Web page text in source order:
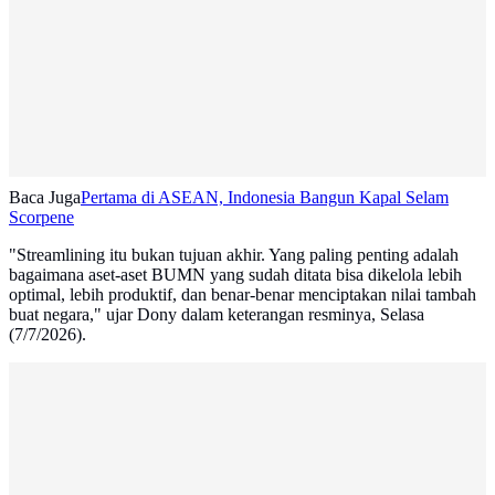
Baca JugaPertama di ASEAN, Indonesia Bangun Kapal Selam
Scorpene
"Streamlining itu bukan tujuan akhir. Yang paling penting adalah
bagaimana aset-aset BUMN yang sudah ditata bisa dikelola lebih
optimal, lebih produktif, dan benar-benar menciptakan nilai tambah
buat negara," ujar Dony dalam keterangan resminya, Selasa
(7/7/2026).